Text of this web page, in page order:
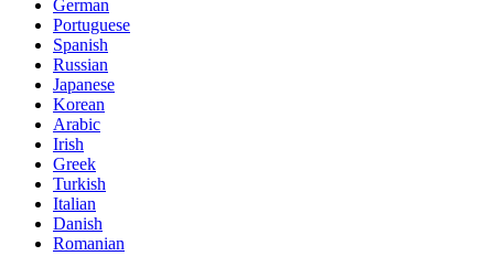
German
Portuguese
Spanish
Russian
Japanese
Korean
Arabic
Irish
Greek
Turkish
Italian
Danish
Romanian